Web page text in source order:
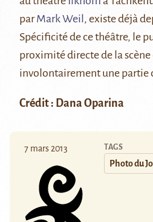
parMark Weil , existe déjà
Spécificité de ce théâtre, le
proximité directe de la
involontairement une partie
Crédit : Dana Oparina
7 mars 2013 TAGS
Photo du